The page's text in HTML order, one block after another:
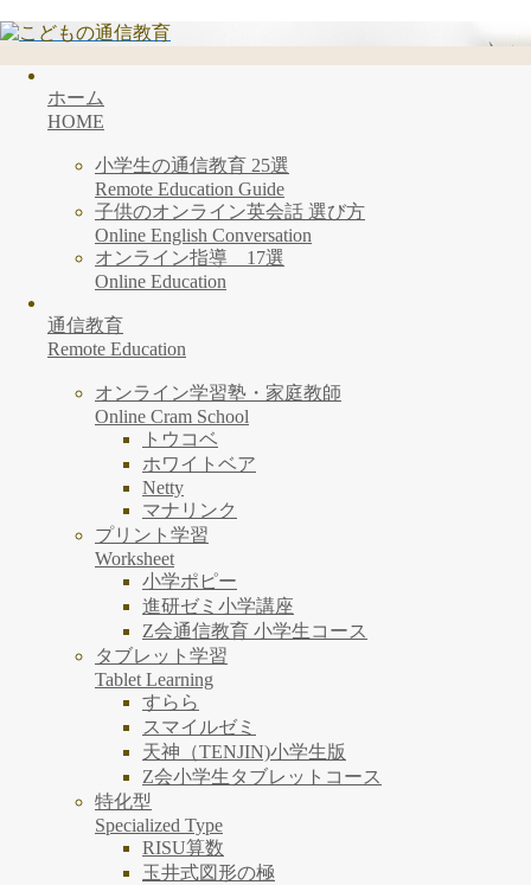
ホーム
HOME
小学生の通信教育 25選
Remote Education Guide
子供のオンライン英会話 選び方
Online English Conversation
オンライン指導 17選
Online Education
通信教育
Remote Education
オンライン学習塾・家庭教師
Online Cram School
トウコベ
ホワイトベア
Netty
マナリンク
プリント学習
Worksheet
小学ポピー
進研ゼミ小学講座
Z会通信教育 小学生コース
タブレット学習
Tablet Learning
すらら
スマイルゼミ
天神（TENJIN)小学生版
Z会小学生タブレットコース
特化型
Specialized Type
RISU算数
玉井式図形の極